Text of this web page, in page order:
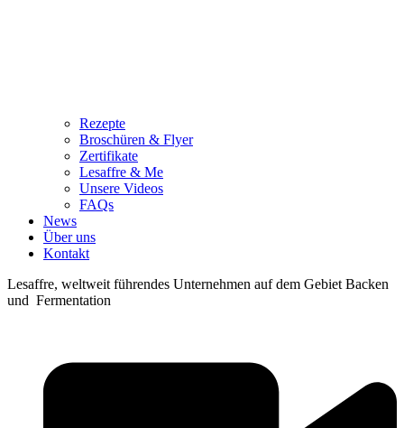
Rezepte
Broschüren & Flyer
Zertifikate
Lesaffre & Me
Unsere Videos
FAQs
News
Über uns
Kontakt
Lesaffre, weltweit führendes Unternehmen auf dem Gebiet Backen
und Fermentation